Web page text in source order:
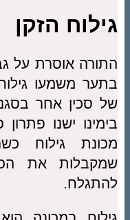
גילוח הזקן
התורה אוסרת על
בתער משמעו
של סכין אחר
בימינו ישנו
מכונת גילוח
שמקבלות את
להתגלח.